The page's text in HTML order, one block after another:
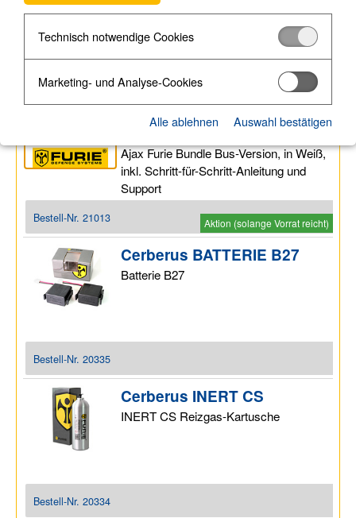
Sprechanlagen►
Zutrittskontrolle ►
Schließsysteme►
Software►
Aktion (solange Vorrat reicht)
AJAX FURIE BUNDLE BUS-
Ajax Furie Bundle Bus-Version, in Weiß,
inkl. Schritt-für-Schritt-Anleitung und
Support
Bestell-Nr.21013
Cerberus BATTERIE B27
Batterie B27
Bestell-Nr.20335
Cerberus INERT CS
INERT CS Reizgas-Kartusche
Bestell-Nr.20334
Technisch notwendige Cookies
Marketing- und Analyse-Cookies
Alle ablehnen Auswahl bestätigen